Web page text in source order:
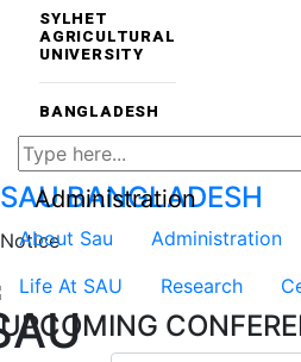
SYLHET
AGRICULTURAL
UNIVERSITY
BANGLADESH
SAUBANGLADESH
About Sau Administration
Life At SAU
Research
UPCOMING
Administration
Notice